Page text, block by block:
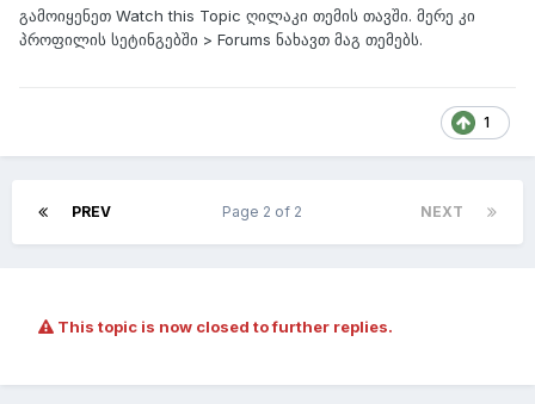
გამოიყენეთ Watch this Topic ღილაკი თემის თავში. მერე კი
პროფილის სეტინგებში > Forums ნახავთ მაგ თემებს.
1
PREV NEXT
Page 2 of 2
This topic is now closed to further replies.